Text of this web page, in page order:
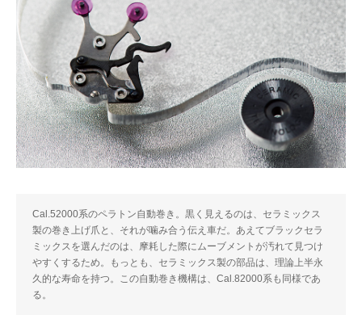
Cal.52000系のペラトン自動巻き。黒く見えるのは、セラミックス
製の巻き上げ爪と、それが噛み合う伝え車だ。あえてブラックセラ
ミックスを選んだのは、摩耗した際にムーブメントが汚れて見つけ
やすくするため。もっとも、セラミックス製の部品は、理論上半永
久的な寿命を持つ。この自動巻き機構は、Cal.82000系も同様であ
る。